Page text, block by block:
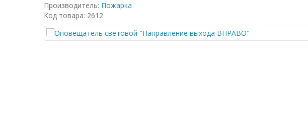
Производитель: Пожарка
Код товара: 2612